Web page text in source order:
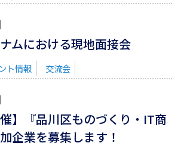
ナムにおける現地面接会
ト情報 交流会
催】『品川区ものづくり・IT商
企業を募集します！